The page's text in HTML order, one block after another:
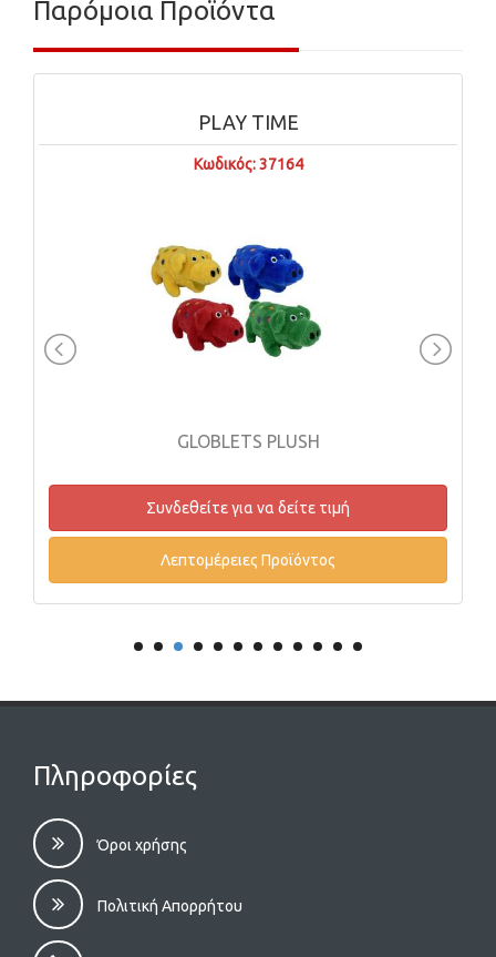
Παρόμοια Προϊόντα
PLAY TIME
Κωδικός: 37164
GLOBLETS PLUSH
Συνδεθείτε για να δείτε τιμή
Λεπτομέρειες Προϊόντος
Πληροφορίες
Όροι χρήσης
Πολιτική Απορρήτου